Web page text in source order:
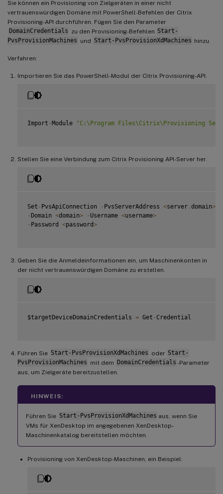
Sie können ein Provisioning von Zielgeräten in einer nicht
vertrauenswürdigen Domäne mit PowerShell-Befehlen der Citrix
Provisioning-API durchführen. Fügen Sie den Parameter
DomainCredentials zu den Provisioning-Befehlen Start-
PvsProvisionMachines und Start-PvsProvisionXdMachines hinzu.
Verfahren:
Importieren Sie das PowerShell-Modul der Citrix Provisioning-API.
Import -Module "C:\Program Files\Citrix\Provisioning
Stellen Sie eine Verbindung zum Citrix Provisioning API-Server her.
Set - PvsApiConnection - PvsServerAddress <server . domain>
-Domain <domain> - Username <username>
- Password <password>
Geben Sie die Anmeldeinformationen ein, um Maschinenkonten in
der nicht vertrauenswürdigen Domäne zu erstellen.
$targetDeviceDomainCredentials = Get - Credential
Führen Sie Start-PvsProvisionXdMachines oder Start-
PvsProvisionMachines mit dem DomainCredentials -Parameter
aus, um Zielgeräte bereitzustellen.
HINWEIS:
Führen Sie Start-PvsProvisionXdMachines aus, wenn Sie
VMs für XenDesktop im angegebenen XenDesktop-
Maschinenkatalog bereitstellen möchten.
Provisioning von XenDesktop-Maschinen, ein Beispiel: